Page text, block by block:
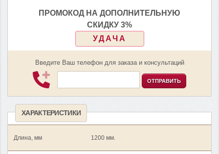
ПРОМОКОД НА ДОПОЛНИТЕЛЬНУЮ
СКИДКУ 3%
УДАЧА
Введите Ваш телефон для заказа и консультаций
ОТПРАВИТЬ
ХАРАКТЕРИСТИКИ
Длина, мм 1200 мм.